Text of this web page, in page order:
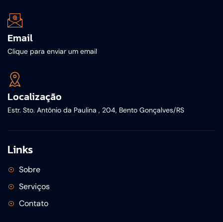
Email
Clique para enviar um email
Localização
Estr. Sto. Antônio da Paulina , 204, Bento Gonçalves/RS
Links
Sobre
Serviços
Contato